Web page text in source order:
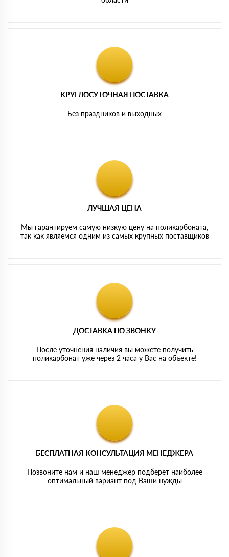
КРУГЛОСУТОЧНАЯ ПОСТАВКА
Без праздников и выходных
ЛУЧШАЯ ЦЕНА
Мы гарантируем самую низкую цену на поликарбоната,
так как являемся одним из самых крупных поставщиков
ДОСТАВКА ПО ЗВОНКУ
После уточнения наличия вы можете получить
поликарбонат уже через 2 часа у Вас на объекте!
БЕСПЛАТНАЯ КОНСУЛЬТАЦИЯ МЕНЕДЖЕРА
Позвоните нам и наш менеджер подберет наиболее
оптимальный вариант под Ваши нужды